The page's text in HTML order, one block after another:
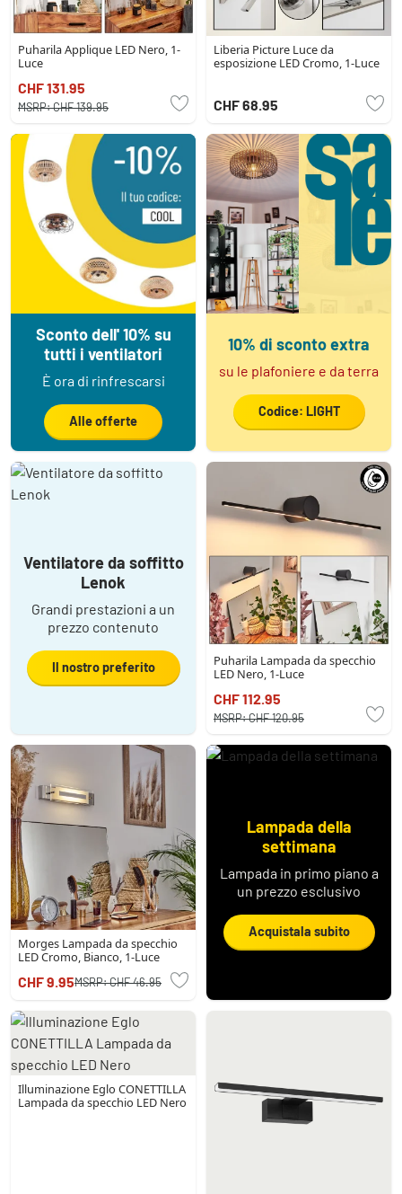
Puharila Applique LED Nero, 1-
Luce
CHF 131.95
MSRP:CHF 139.95
Liberia Picture Luce da
esposizione LED Cromo, 1-Luce
CHF 68.95
Sconto dell' 10% su
tutti i ventilatori
È ora di rinfrescarsi
Alle offerte
10% di sconto extra
su le plafoniere e da terra
Codice: LIGHT
Ventilatore da soffitto
Lenok
Grandi prestazioni a un
prezzo contenuto
Il nostro preferito
Puharila Lampada da specchio
LED Nero, 1-Luce
CHF 112.95
MSRP:CHF 120.95
Morges Lampada da specchio
LED Cromo, Bianco, 1-Luce
CHF 9.95MSRP:CHF 46.95
Lampada della
settimana
Lampada in primo piano a
un prezzo esclusivo
Acquistala subito
Illuminazione Eglo CONETTILLA
Lampada da specchio LED Nero